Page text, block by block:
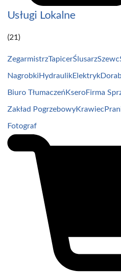
Usługi Lokalne
(21)
ZegarmistrzTapicerŚlusarzSzewc
Nagrobki HydraulikElektryk
Biuro Tłumaczeń KseroFirma
Zakład PogrzebowyKrawiec
Fotograf